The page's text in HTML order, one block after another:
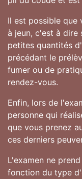
Il est possible que
à jeun, c'est à dire
petites quantités
précédant le
fumer ou de
rendez-vous.
Enfin, lors de
personne qui
que vous prenez
ces derniers
L'examen ne
fonction du type